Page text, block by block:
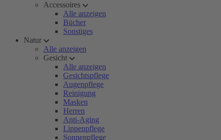
Accessoires
Alle anzeigen
Bücher
Sonstiges
Natur
Alle anzeigen
Gesicht
Alle anzeigen
Gesichtspflege
Augenpflege
Reinigung
Masken
Herren
Anti-Aging
Lippenpflege
Sonnenpflege